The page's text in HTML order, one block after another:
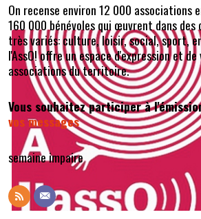
On recense environ 12 000 associations
160 000 bénévoles qui œuvrent dans
très variés: culture, loisir, social, sport,
l'AssO! offre un espace d'expression et
associations du territoire.
Vous souhaitez participer à
vos messages
semaine impaire